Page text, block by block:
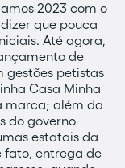
2023 com o
que pouca
Até agora,
de
gestões petistas
Casa Minha
marca; além da
do governo
estatais da
fato, entrega de